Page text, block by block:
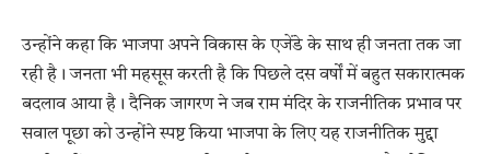
उन्होंने कहा कि भाजपा अपने विकास के एजेंडे के साथ ही जनता तक जा
रही है। जनता भी महसूस करती है कि पिछले दस वर्षों में बहुत सकारात्मक
बदलाव आया है। दैनिक जागरण ने जब राम मंदिर के राजनीतिक प्रभाव पर
सवाल पूछा को उन्होंने स्पष्ट किया भाजपा के लिए यह राजनीतिक मुद्दा